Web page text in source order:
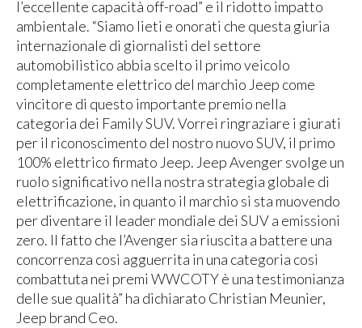
l’eccellente capacità off-road” e il ridotto impatto
ambientale. “Siamo lieti e onorati che questa giuria
internazionale di giornalisti del settore
automobilistico abbia scelto il primo veicolo
completamente elettrico del marchio Jeep come
vincitore di questo importante premio nella
categoria dei Family SUV. Vorrei ringraziare i giurati
per il riconoscimento del nostro nuovo SUV, il primo
100% elettrico firmato Jeep. Jeep Avenger svolge un
ruolo significativo nella nostra strategia globale di
elettrificazione, in quanto il marchio si sta muovendo
per diventare il leader mondiale dei SUV a emissioni
zero. Il fatto che l’Avenger sia riuscita a battere una
concorrenza così agguerrita in una categoria così
combattuta nei premi WWCOTY è una testimonianza
delle sue qualità” ha dichiarato Christian Meunier,
Jeep brand Ceo.